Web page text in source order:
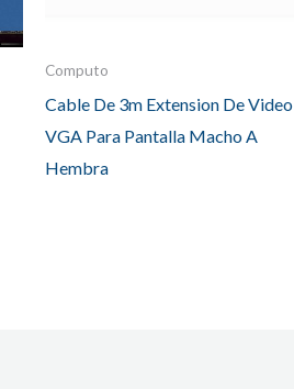
Computo
Cable De 3m Extension De Video
VGA Para Pantalla Macho A
Hembra